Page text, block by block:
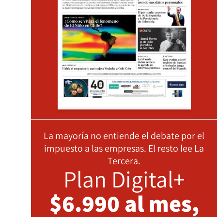
La mayoría no entiende el debate por el
impuesto a las empresas. El resto lee La
Tercera.
Plan Digital+
$6.990 al mes,